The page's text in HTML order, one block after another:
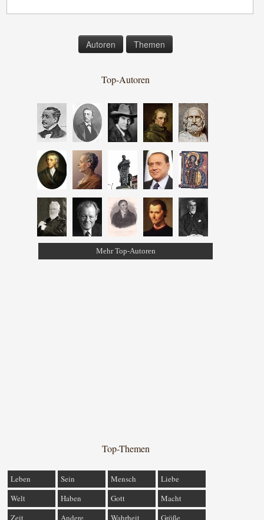
Autoren Themen
Top-Autoren
Mehr Top-Autoren
Top-Themen
Leben Sein Mensch
Liebe
Welt
Haben Gott
Macht
Zeit
Andere Wahrheit Größe